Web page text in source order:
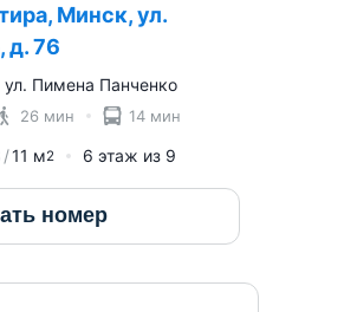
Минск, ул.
д. 76
ул. Пимена Панченко
26 мин 14 мин
11 м2 6 этаж из 9
номер